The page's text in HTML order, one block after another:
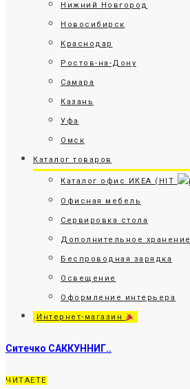
Нижний Новгород
Новосибирск
Краснодар
Ростов-на-Дону
Самара
Казань
Уфа
Омск
Каталог товаров
Каталог офис ИКЕА (HIT
Офисная мебель
Сервировка стола
Дополнительное хранение
Беспроводная зарядка
Освещение
Оформление интерьера
Интернет-магазин
Ситечко САККУННИГ..
ЧИТАЕТЕ